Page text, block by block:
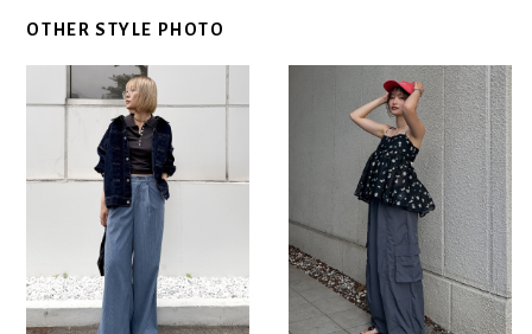
OTHER STYLE PHOTO